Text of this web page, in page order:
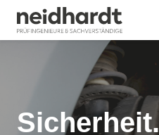
Sicherheit.